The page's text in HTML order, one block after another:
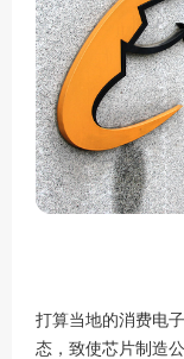
打算当地的消费电
态，致使芯片制造